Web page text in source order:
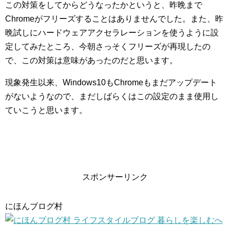
この対策をしてからどうなったかというと、昨晩まで
Chromeがフリーズすることはありませんでした。また、昨
晩試しにハードウェアアクセラレーションを使うように設
定してみたところ、今朝さっそくフリーズが再現したの
で、この対策は意味があったのだと思います。
現象発生以来、Windows10もChromeもまだアップデート
がないようなので、まだしばらくはこの設定のまま使用し
ていこうと思います。
スポンサーリンク
にほんブログ村